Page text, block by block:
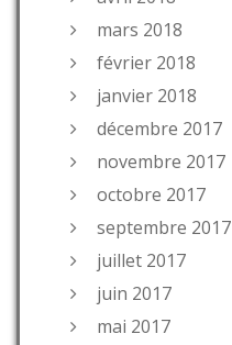
mars 2018
février 2018
janvier 2018
décembre 2017
novembre 2017
octobre 2017
septembre 2017
juillet 2017
juin 2017
mai 2017